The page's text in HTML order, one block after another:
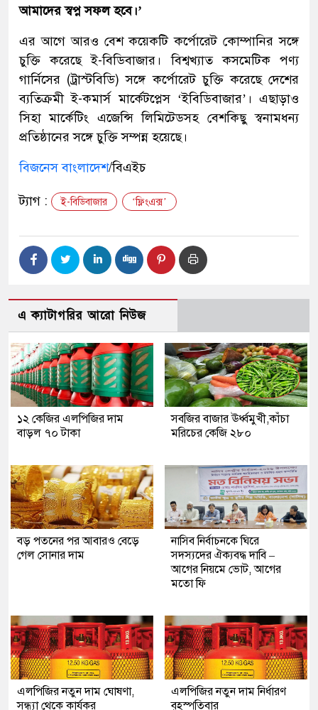
আমাদের স্বপ্ন সফল হবে।’
এর আগে আরও বেশ কয়েকটি কর্পোরেট কোম্পানির সঙ্গে
চুক্তি করেছে ই-বিডিবাজার। বিশ্বখ্যাত কসমেটিক পণ্য
গার্নিসের (ট্রাস্টবিডি) সঙ্গে কর্পোরেট চুক্তি করেছে দেশের
ব্যতিক্রমী ই-কমার্স মার্কেটপ্লেস ‌‘ইবিডিবাজার’। এছাড়াও
সিহা মার্কেটিং এজেন্সি লিমিটেডসহ বেশকিছু স্বনামধন্য
প্রতিষ্ঠানের সঙ্গে চুক্তি সম্পন্ন হয়েছে।
বিজনেস বাংলাদেশ/বিএইচ
ট্যাগ : ই-বিডিবাজার ‘ফ্লিংএক্স’
এ ক্যাটাগরির আরো নিউজ
১২ কেজির এলপিজির দাম
বাড়ল ৭০ টাকা
সবজির বাজার ঊর্ধ্বমুখী,কাঁচা
মরিচের কেজি ২৮০
বড় পতনের পর আবারও বেড়ে
গেল সোনার দাম
নাসিব নির্বাচনকে ঘিরে
সদস্যদের ঐক্যবদ্ধ দাবি –
আগের নিয়মে ভোট, আগের
মতো ফি
এলপিজির নতুন দাম ঘোষণা,
সন্ধ্যা থেকে কার্যকর
এলপিজির নতুন দাম নির্ধারণ
বৃহস্পতিবার